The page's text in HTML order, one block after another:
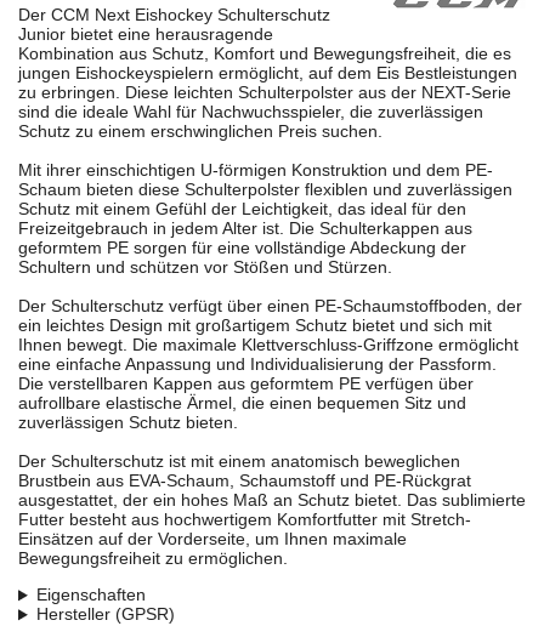
Der CCM Next Eishockey Schulterschutz
Junior bietet eine herausragende
Kombination aus Schutz, Komfort und Bewegungsfreiheit, die es
jungen Eishockeyspielern ermöglicht, auf dem Eis Bestleistungen
zu erbringen. Diese leichten Schulterpolster aus der NEXT-Serie
sind die ideale Wahl für Nachwuchsspieler, die zuverlässigen
Schutz zu einem erschwinglichen Preis suchen.
Mit ihrer einschichtigen U-förmigen Konstruktion und dem PE-
Schaum bieten diese Schulterpolster flexiblen und zuverlässigen
Schutz mit einem Gefühl der Leichtigkeit, das ideal für den
Freizeitgebrauch in jedem Alter ist. Die Schulterkappen aus
geformtem PE sorgen für eine vollständige Abdeckung der
Schultern und schützen vor Stößen und Stürzen.
Der Schulterschutz verfügt über einen PE-Schaumstoffboden, der
ein leichtes Design mit großartigem Schutz bietet und sich mit
Ihnen bewegt. Die maximale Klettverschluss-Griffzone ermöglicht
eine einfache Anpassung und Individualisierung der Passform.
Die verstellbaren Kappen aus geformtem PE verfügen über
aufrollbare elastische Ärmel, die einen bequemen Sitz und
zuverlässigen Schutz bieten.
Der Schulterschutz ist mit einem anatomisch beweglichen
Brustbein aus EVA-Schaum, Schaumstoff und PE-Rückgrat
ausgestattet, der ein hohes Maß an Schutz bietet. Das sublimierte
Futter besteht aus hochwertigem Komfortfutter mit Stretch-
Einsätzen auf der Vorderseite, um Ihnen maximale
Bewegungsfreiheit zu ermöglichen.
Eigenschaften
Hersteller (GPSR)